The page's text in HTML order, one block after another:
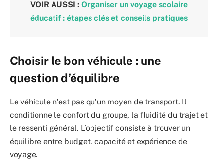
VOIR AUSSI : Organiser un voyage scolaire
éducatif : étapes clés et conseils pratiques
Choisir le bon véhicule : une
question d’équilibre
Le véhicule n’est pas qu’un moyen de transport. Il
conditionne le confort du groupe, la fluidité du trajet et
le ressenti général. L’objectif consiste à trouver un
équilibre entre budget, capacité et expérience de
voyage.